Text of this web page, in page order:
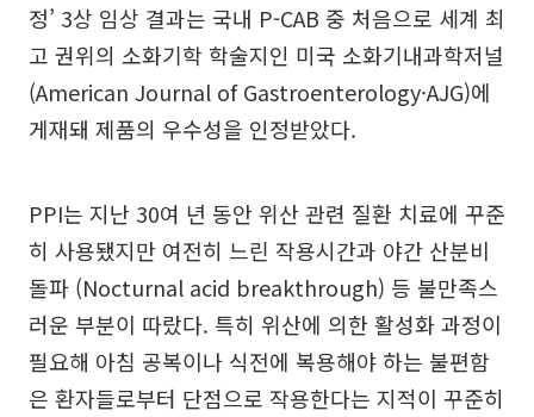
정’ 3상 임상 결과는 국내 P-CAB 중 처음으로 세계 최
고 권위의 소화기학 학술지인 미국 소화기내과학저널
(American Journal of Gastroenterology·AJG)에
게재돼 제품의 우수성을 인정받았다.
PPI는 지난 30여 년 동안 위산 관련 질환 치료에 꾸준
히 사용됐지만 여전히 느린 작용시간과 야간 산분비
돌파 (Nocturnal acid breakthrough) 등 불만족스
러운 부분이 따랐다. 특히 위산에 의한 활성화 과정이
필요해 아침 공복이나 식전에 복용해야 하는 불편함
은 환자들로부터 단점으로 작용한다는 지적이 꾸준히